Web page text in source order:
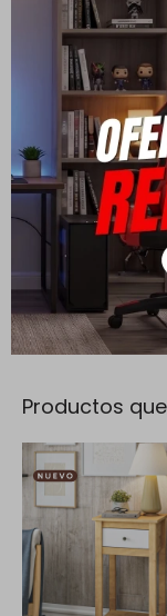
Cambios y
Todas las
su cambio.
Ver mas
Medios de
Productos